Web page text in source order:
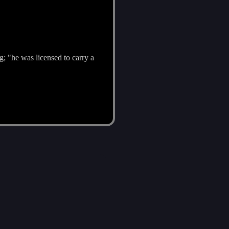
"he was licensed to carry a